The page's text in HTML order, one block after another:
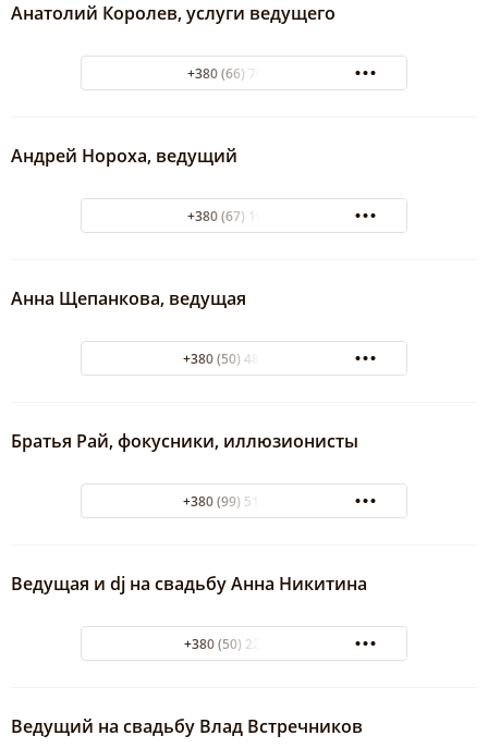
Анатолий Королев, услуги ведущего
+380 (66) 7664544
Андрей Нороха, ведущий
+380 (67) 1938326
Анна Щепанкова, ведущая
+380 (50) 488-08-53
Братья Рай, фокусники, иллюзионисты
+380 (99) 515-85-51
Ведущая и dj на свадьбу Анна Никитина
+380 (50) 228 70 85
Ведущий на свадьбу Влад Встречников